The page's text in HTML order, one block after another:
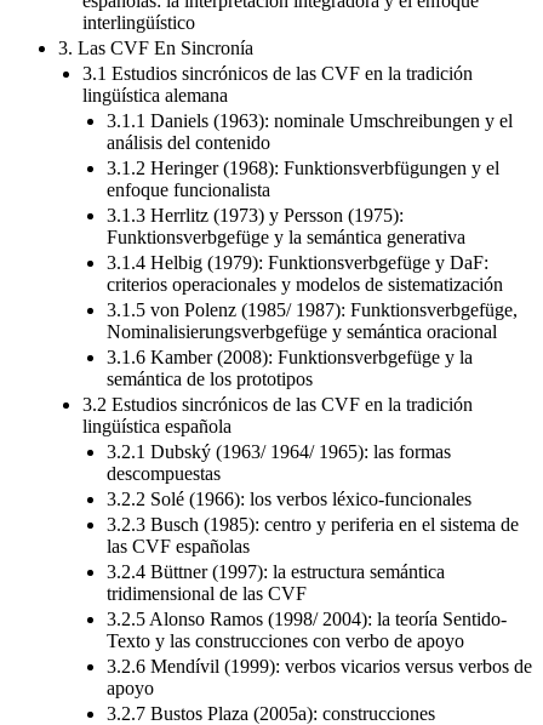
3. Las CVF En Sincronía
3.1 Estudios sincrónicos de las CVF en la tradición
lingüística alemana
3.1.1 Daniels (1963): nominale Umschreibungen y el
análisis del contenido
3.1.2 Heringer (1968): Funktionsverbfügungen y el
enfoque funcionalista
3.1.3 Herrlitz (1973) y Persson (1975):
Funktionsverbgefüge y la semántica generativa
3.1.4 Helbig (1979): Funktionsverbgefüge y DaF:
criterios operacionales y modelos de sistematización
3.1.5 von Polenz (1985/ 1987): Funktionsverbgefüge,
Nominalisierungsverbgefüge y semántica oracional
3.1.6 Kamber (2008): Funktionsverbgefüge y la
semántica de los prototipos
3.2 Estudios sincrónicos de las CVF en la tradición
lingüística española
3.2.1 Dubský (1963/ 1964/ 1965): las formas
descompuestas
3.2.2 Solé (1966): los verbos léxico-funcionales
3.2.3 Busch (1985): centro y periferia en el sistema de
las CVF españolas
3.2.4 Büttner (1997): la estructura semántica
tridimensional de las CVF
3.2.5 Alonso Ramos (1998/ 2004): la teoría Sentido-
Texto y las construcciones con verbo de apoyo
3.2.6 Mendívil (1999): verbos vicarios versus verbos de
apoyo
3.2.7 Bustos Plaza (2005a): construcciones
institucionalizadas versus construcciones lexicalizadas